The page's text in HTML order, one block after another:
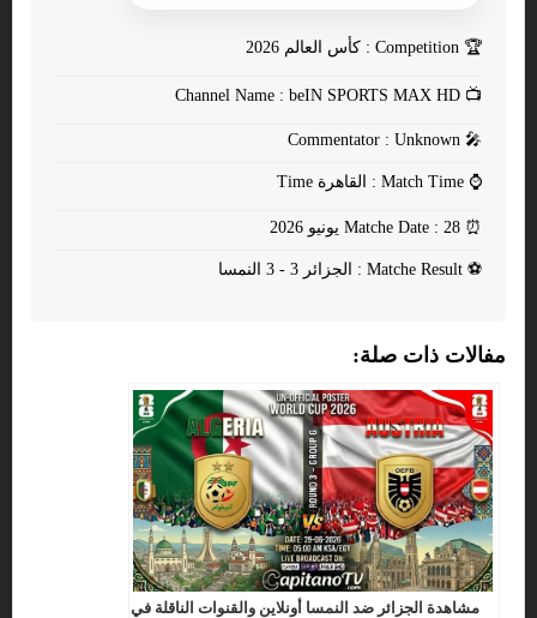
🏆
📺
🎤
⌚
⏰
⚽
مفالات ذات صلة:
مشاهدة الجزائر ضد النمسا أونلاين والقنوات الناقلة في